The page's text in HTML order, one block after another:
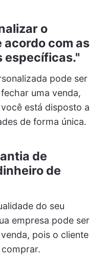
o
com as
específicas."
pode ser
uma venda,
está disposto a
de forma única.
de
de
do seu
empresa pode ser
pois o cliente